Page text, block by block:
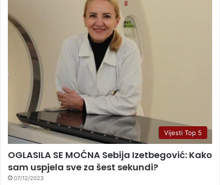
Vijesti Top 5
OGLASILA SE MOĆNA Sebija Izetbegović: Kako
sam uspjela sve za šest sekundi?
07/12/2023